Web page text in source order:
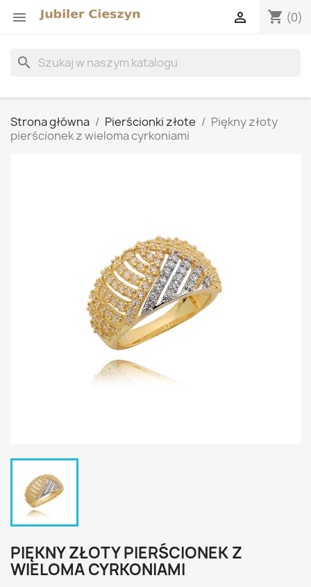
 shopping_cart (0)

search
Strona główna Pierścionki złote
Piękny złoty
pierścionek z wieloma cyrkoniami
PIĘKNY ZŁOTY PIERŚCIONEK Z
WIELOMA CYRKONIAMI